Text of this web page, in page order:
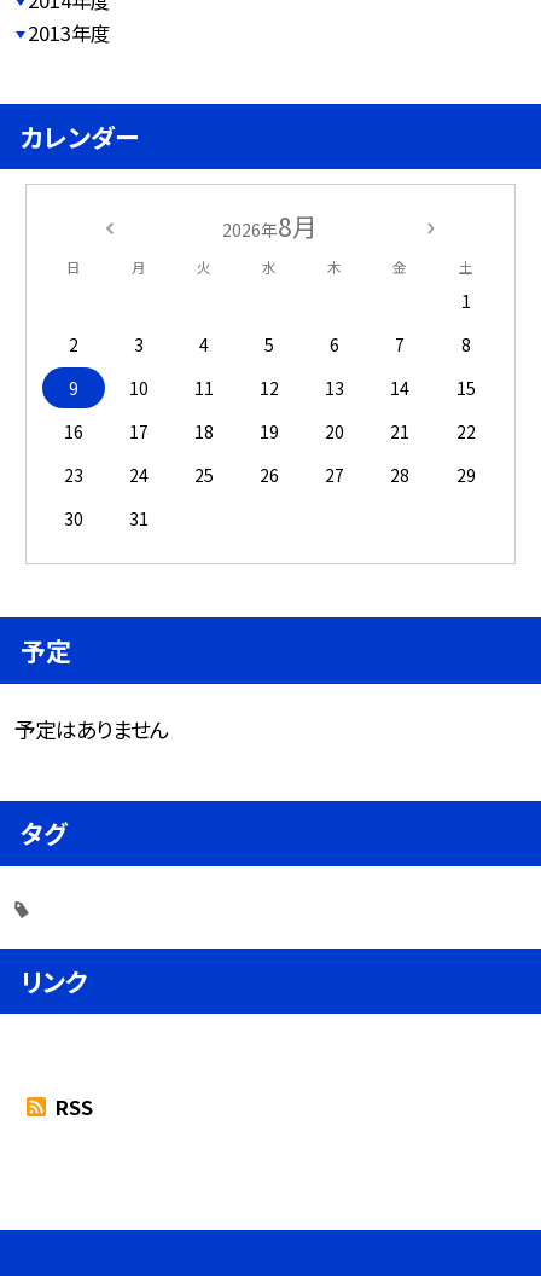
2013年度
カレンダー
2026年8月
日 月 火 水 木 金 土
1
2
3 4 5 6 7
8
9
10 11 12 13 14
15
16
17 18 19 20 21
22
23
24 25 26 27 28
29
30
31
予定
予定はありません
タグ
リンク
RSS